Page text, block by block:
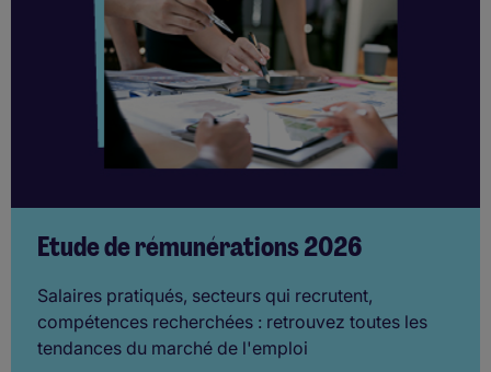
Etude de rémunérations 2026
Salaires pratiqués, secteurs qui recrutent,
compétences recherchées : retrouvez toutes les
tendances du marché de l'emploi